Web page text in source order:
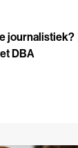
journalistiek?
DBA